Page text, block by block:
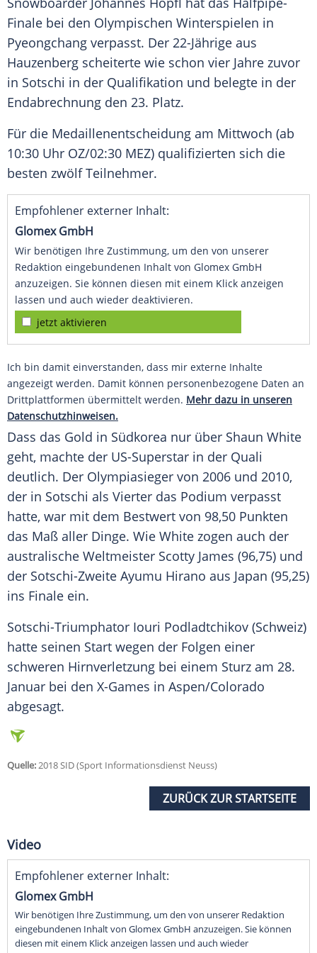
Finale bei den Olympischen Winterspielen in
Pyeongchang verpasst. Der 22-Jährige aus
Hauzenberg scheiterte wie schon vier Jahre zuvor
in Sotschi in der Qualifikation und belegte in der
Endabrechnung den 23. Platz.
Für die Medaillenentscheidung am Mittwoch (ab
10:30 Uhr OZ/02:30 MEZ) qualifizierten sich die
besten zwölf Teilnehmer.
Empfohlener externer Inhalt:
Glomex GmbH
Wir benötigen Ihre Zustimmung, um den von unserer
Redaktion eingebundenen Inhalt von Glomex GmbH
anzuzeigen. Sie können diesen mit einem Klick anzeigen
lassen und auch wieder deaktivieren.
jetzt aktivieren
Ich bin damit einverstanden, dass mir externe Inhalte
angezeigt werden. Damit können personenbezogene Daten an
Drittplattformen übermittelt werden. Mehr dazu in unseren
Datenschutzhinweisen.
Dass das Gold in Südkorea nur über Shaun White
geht, machte der US-Superstar in der Quali
deutlich. Der Olympiasieger von 2006 und 2010,
der in Sotschi als Vierter das Podium verpasst
hatte, war mit dem Bestwert von 98,50 Punkten
das Maß aller Dinge. Wie White zogen auch der
australische Weltmeister Scotty James (96,75) und
der Sotschi-Zweite Ayumu Hirano aus Japan (95,25)
ins Finale ein.
Sotschi-Triumphator Iouri Podladtchikov (Schweiz)
hatte seinen Start wegen der Folgen einer
schweren Hirnverletzung bei einem Sturz am 28.
Januar bei den X-Games in Aspen/Colorado
abgesagt.
Quelle:2018 SID (Sport Informationsdienst Neuss)
ZURÜCK ZUR STARTSEITE
Video
Empfohlener externer Inhalt:
Glomex GmbH
Wir benötigen Ihre Zustimmung, um den von unserer Redaktion
eingebundenen Inhalt von Glomex GmbH anzuzeigen. Sie können
diesen mit einem Klick anzeigen lassen und auch wieder